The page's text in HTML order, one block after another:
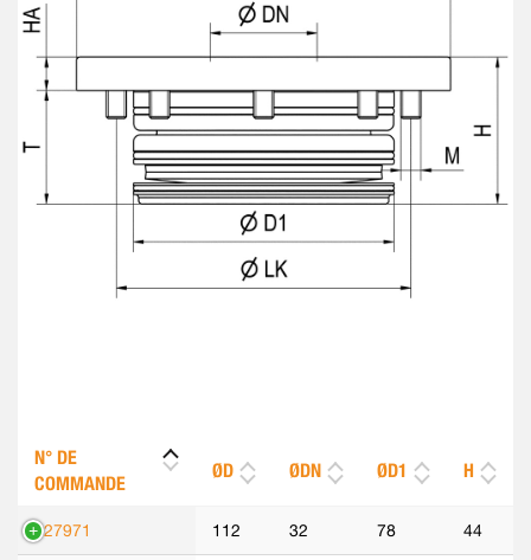
N° DE
COMMANDE
ØD ØDN ØD1 H
427971 112 32 78 44